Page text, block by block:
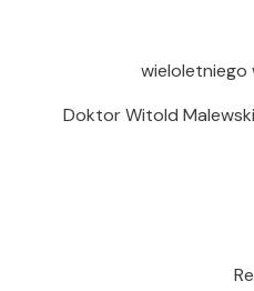
wieloletniego
Doktor Witold